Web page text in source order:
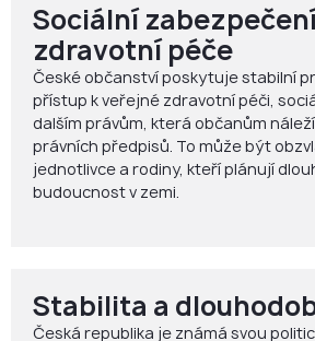
Sociální
zdravotní péče
České občanství poskytuje stabilní
přístup k veřejné zdravotní péči,
dalším právům, která občanům
právních předpisů. To může být
jednotlivce a rodiny, kteří plánují
budoucnost v zemi.
Stabilita a
Česká republika je známá svou